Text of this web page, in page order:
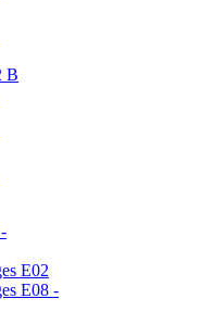
B
E02
E08 -